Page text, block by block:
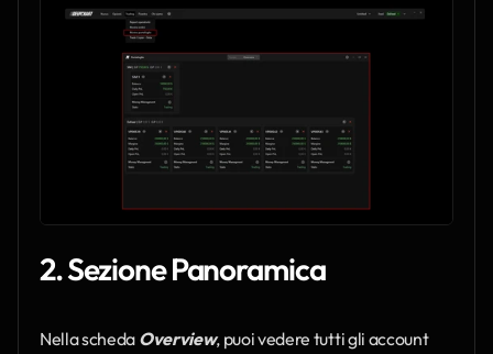
2. Sezione Panoramica
Nella scheda Overview, puoi vedere tutti gli account